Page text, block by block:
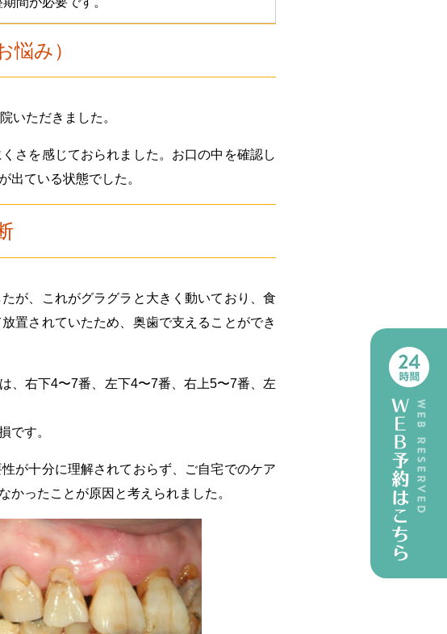
悩み）
いただきました。
さを感じておられました。お口の中を確認し
出ている状態でした。
が、これがグラグラと大きく動いており、食
置されていたため、奥歯で支えることができ
、右下4〜7番、左下4〜7番、右上5〜7番、左
です。
が十分に理解されておらず、ご自宅でのケア
ったことが原因と考えられました。